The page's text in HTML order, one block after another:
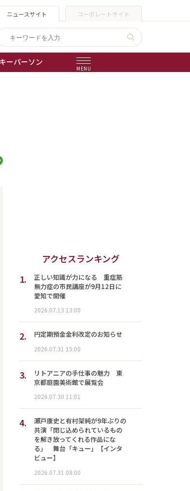
ニュースサイト コーポレートサイト
キーパーソン
MENU
アクセスランキング
1.
正しい知識が力になる 重症筋
無力症の市民講座が9月12日に
愛知で開催
2026.07.13 13:00
2. 円定期預金金利改定のお知らせ
2026.07.31 15:00
3.
リトアニアの手仕事の魅力 東
京都庭園美術館で展覧会
2026.07.30 11:01
4.
瀬戸康史と有村架純が9年ぶりの
共演「閉じ込められているもの
を解き放ってくれる作品にな
る」 舞台「キュー」【インタ
ビュー】
2026.07.31 08:00